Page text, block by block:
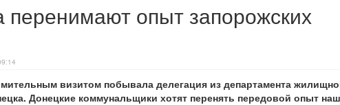
опыт запорожских
визитом побывала делегация из департамента
Донецкие коммунальщики хотят перенять передовой опыт